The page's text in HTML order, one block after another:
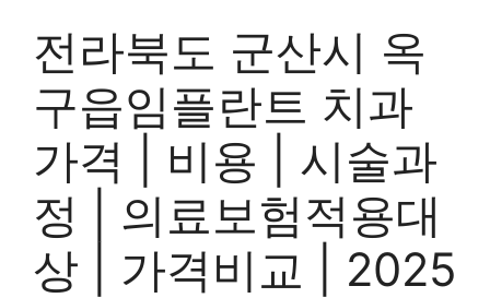
전라북도 군산시 옥
구읍임플란트 치과
가격 | 비용 | 시술과
정 | 의료보험적용대
상 | 가격비교 | 2025